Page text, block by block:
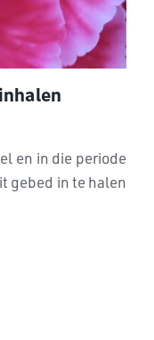
en in die periode
gebed in te halen